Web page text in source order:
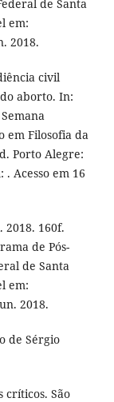
de Santa
em:
2018.
civil
aborto. In:
em Filosofia da
Porto Alegre:
Acesso em 16
2018. 160f.
de Pós-
de Santa
em:
2018.
de Sérgio
críticos. São